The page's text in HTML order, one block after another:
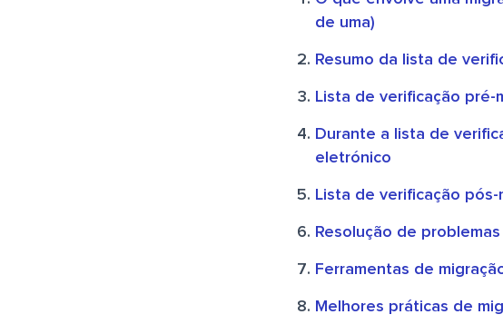
de uma)
Resumo da lista de
Lista de verificação pré-
Durante a lista de
eletrónico
Lista de verificação
Resolução de
Ferramentas de
Melhores práticas de